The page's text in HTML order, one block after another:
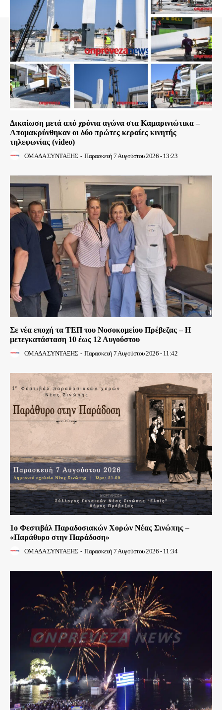
Δικαίωση μετά από χρόνια αγώνα στα Καμαρινιώτικα –
Απομακρύνθηκαν οι δύο πρώτες κεραίες κινητής
τηλεφωνίας (video)
ΟΜΑΔΑ ΣΥΝΤΑΞΗΣ - Παρασκευή 7 Αυγούστου 2026 - 13:23
Σε νέα εποχή τα ΤΕΠ του Νοσοκομείου Πρέβεζας – Η
μετεγκατάσταση 10 έως 12 Αυγούστου
ΟΜΑΔΑ ΣΥΝΤΑΞΗΣ - Παρασκευή 7 Αυγούστου 2026 - 11:42
1ο Φεστιβάλ Παραδοσιακών Χορών Νέας Σινώπης –
«Παράθυρο στην Παράδοση»
ΟΜΑΔΑ ΣΥΝΤΑΞΗΣ - Παρασκευή 7 Αυγούστου 2026 - 11:34